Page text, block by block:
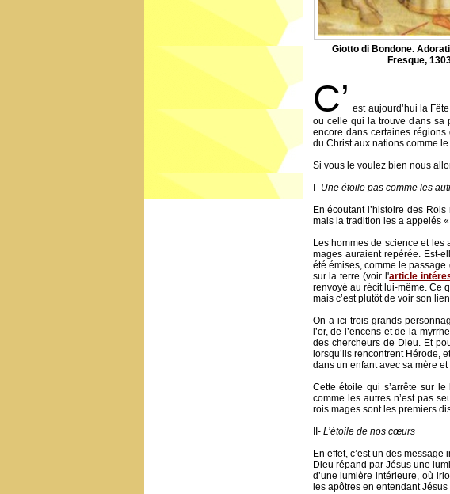
Giotto di Bondone.
Fresque,
C’ est aujourd’hui la
ou celle qui la trouve dans sa
encore dans certaines
du Christ aux nations comme
Si vous le voulez bien nous
I- Une étoile pas comme les
En écoutant l’histoire des
mais la tradition les a appelés
Les hommes de science et les
mages auraient repérée. Est-
été émises, comme le passage
sur la terre (voir l'article
renvoyé au récit lui-même. Ce
mais c’est plutôt de voir son
On a ici trois grands
l’or, de l’encens et de la
des chercheurs de Dieu. Et
lorsqu’ils rencontrent Hérode,
dans un enfant avec sa mère
Cette étoile qui s’arrête sur
comme les autres n’est pas
rois mages sont les premiers
II- L’étoile de nos cœurs
En effet, c’est un des
Dieu répand par Jésus une
d’une lumière intérieure, où
les apôtres en entendant